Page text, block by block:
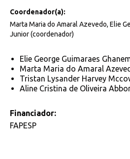
Coordenador(a):
Marta Maria do Amaral Azevedo, Elie
Junior (coordenador)
Elie George Guimaraes
Marta Maria do Amaral
Tristan Lysander Harvey
Aline Cristina de Oliveira
Financiador:
FAPESP